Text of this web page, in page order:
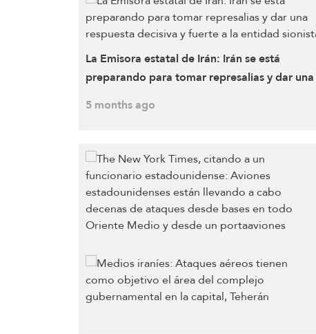
La Emisora ​​estatal de Irán: Irán se está
preparando para tomar represalias y dar una
respuesta decisiva y fuerte a la entidad sionista
5 months ago